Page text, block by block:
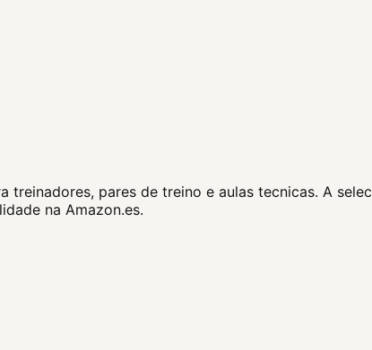
pares de treino e aulas tecnicas. A
na Amazon.es.